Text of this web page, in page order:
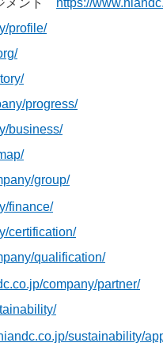
メント
https://
profile/
progress/
business/
group/
finance/
certification/
qualification/
company/partner/
sustainability/